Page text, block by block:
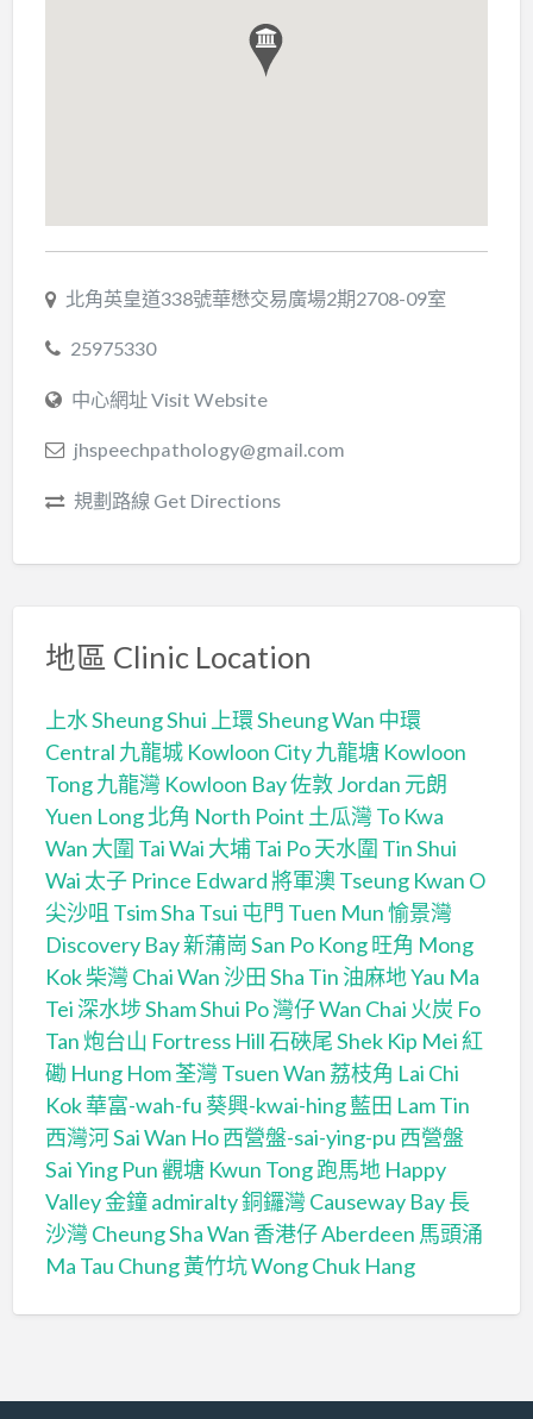
北角英皇道338號華懋交易廣場2期2708-09室
25975330
中心網址 Visit Website
jhspeechpathology@gmail.com
規劃路線 Get Directions
地區 Clinic Location
上水 Sheung Shui 上環 Sheung Wan 中環
Central 九龍城 Kowloon City九龍塘 Kowloon
Tong九龍灣 Kowloon Bay佐敦 Jordan 元朗
Yuen Long北角 North Point 土瓜灣 To Kwa
Wan 大圍 Tai Wai 大埔 Tai Po天水圍 Tin Shui
Wai 太子 Prince Edward將軍澳 Tseung Kwan O
尖沙咀 Tsim Sha Tsui 屯門 Tuen Mun愉景灣
Discovery Bay新蒲崗 San Po Kong旺角 Mong
Kok柴灣 Chai Wan沙田 Sha Tin 油麻地 Yau Ma
Tei深水埗 Sham Shui Po灣仔 Wan Chai 火炭 Fo
Tan炮台山 Fortress Hill石硤尾 Shek Kip Mei 紅
磡 Hung Hom荃灣 Tsuen Wan 荔枝角 Lai Chi
Kok華富-wah-fu葵興-kwai-hing藍田 Lam Tin
西灣河 Sai Wan Ho西營盤-sai-ying-pu 西營盤
Sai Ying Pun觀塘 Kwun Tong跑馬地 Happy
Valley金鐘 admiralty銅鑼灣 Causeway Bay長
沙灣 Cheung Sha Wan 香港仔 Aberdeen 馬頭涌
Ma Tau Chung黃竹坑 Wong Chuk Hang